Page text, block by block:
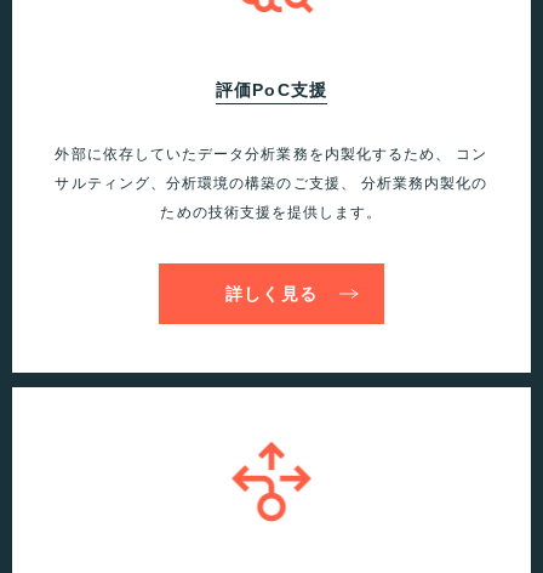
評価PoC支援
外部に依存していたデータ分析業務を内製化するため、
コン
サルティング、分析環境の構築のご支援、
分析業務内製化の
ための技術支援を提供します。
詳しく見る